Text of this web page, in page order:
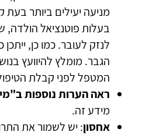
מניעה יעילים ביותר בעת
בעלות פוטנציאל הולדה,
לנזק לעובר. כמו כן,
הגבר. מומלץ להיוועץ
המטפל לפני קבלת
ראה הערות נוספות
מידע זה.
אחסון: יש לשמור את